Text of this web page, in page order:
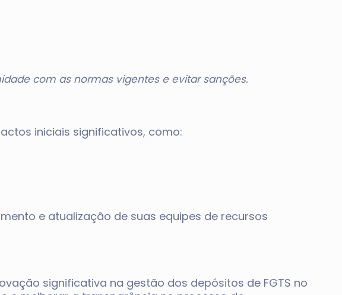
com as normas vigentes e evitar sanções.
iniciais significativos, como:
e atualização de suas equipes de recursos
significativa na gestão dos depósitos de FGTS no